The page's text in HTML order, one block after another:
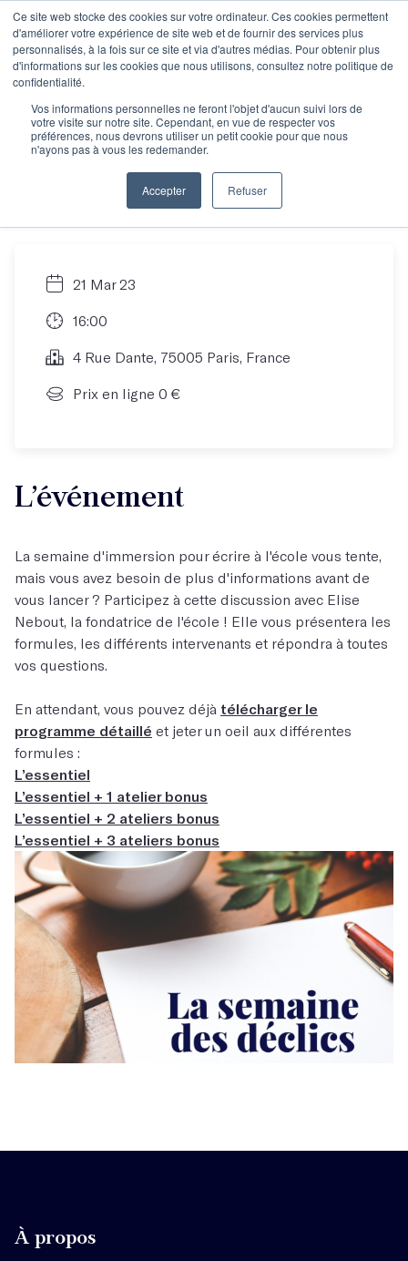
Ce site web stocke des cookies sur votre ordinateur. Ces cookies permettent
d'améliorer votre expérience de site web et de fournir des services plus
personnalisés, à la fois sur ce site et via d'autres médias. Pour obtenir plus
d'informations sur les cookies que nous utilisons, consultez notre politique de
confidentialité.
Vos informations personnelles ne feront l'objet d'aucun suivi lors de
votre visite sur notre site. Cependant, en vue de respecter vos
préférences, nous devrons utiliser un petit cookie pour que nous
n'ayons pas à vous les redemander.
Accepter Refuser
Toutes les
informations sur la
semaine des déclics
21 Mar 23
16:00
4 Rue Dante, 75005 Paris, France
Prix en ligne 0 €
L’événement
La semaine d'immersion pour écrire à l'école vous tente,
mais vous avez besoin de plus d'informations avant de
vous lancer ? Participez à cette discussion avec Elise
Nebout, la fondatrice de l'école ! Elle vous présentera les
formules, les différents intervenants et répondra à toutes
vos questions.
En attendant, vous pouvez déjà télécharger le
programme détaillé et jeter un oeil aux différentes
formules :
L’essentiel
L’essentiel + 1 atelier bonus
L’essentiel + 2 ateliers bonus
L’essentiel + 3 ateliers bonus
À propos